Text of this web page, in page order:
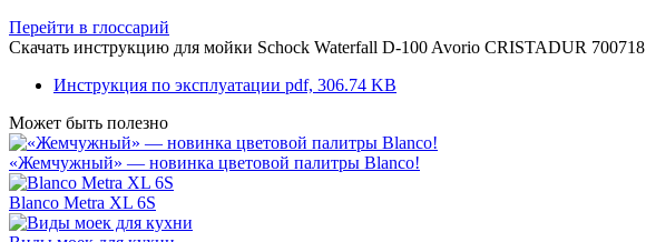
Перейти в глоссарий
Скачать инструкцию для мойки Schock Waterfall D-100 Avorio CRISTADUR 700718
Инструкция по эксплуатации pdf, 306.74 KB
Может быть полезно
«Жемчужный» — новинка цветовой палитры Blanco!
Blanco Metra XL 6S